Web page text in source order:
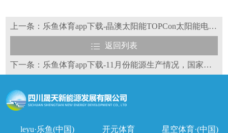
上一条：乐鱼体育app下载-晶澳太阳能TOPCon太阳能电池开路电压创世界纪录
返回列表
下一条：乐鱼体育app下载-11月份能源生产情况，国家统计局发布！
leyu·乐鱼(中国) 开元体育 星空体育·(中国)